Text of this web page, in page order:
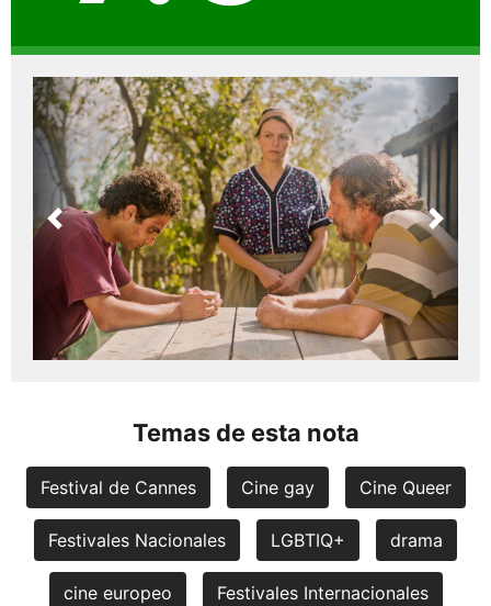
Previous Next
Temas de esta nota
Festival de Cannes Cine gay Cine Queer
Festivales Nacionales LGBTIQ+ drama
cine europeo Festivales Internacionales